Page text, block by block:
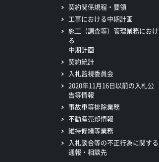
契約関係規程・要領
工事における中期計画
施工（調査等）管理業務におけ
る
中期計画
契約統計
入札監視委員会
2020年11月16日以前の入札公
告等情報
事故車等排除業務
不動産売却情報
維持修繕等業務
入札談合等の不正行為に関する
通報・相談先